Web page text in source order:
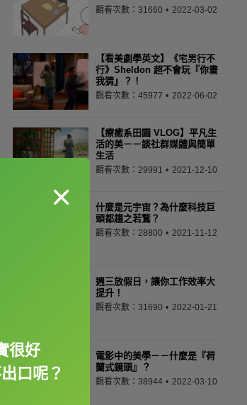
觀看次數：31660 2022-03-02
【看美劇學英文】《宅男行不
行》Sheldon 超不會玩『你畫
我猜』？！
觀看次數：45977 2022-06-02
【療癒系田園 VLOG】平凡生
活的美－－談社群媒體與簡單
生活
觀看次數：29991 2021-12-10
什麼是元宇宙？為什麼科技巨
頭都趨之若鶩？
觀看次數：28800 2021-11-12
週三放假日，讓你工作效率大
提升！
觀看次數：31690 2022-01-21
電影中的美學－－什麼是『荷
蘭式鏡頭』？
觀看次數：38944 2022-03-10
×
很好
口呢？